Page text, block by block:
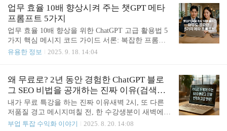
enSpark와 같은 AI 에이전..
해 배우게 될 것:작업 효율을 극대화하는 메타 프롬
프트 사용법블로그·마케팅·콘텐츠 제작 속도를 올리
는 방법검색 최적화(SEO)에 유리한 프롬프트 구조누
구나 따라 할 수 있는 실전 활용 예시🔥 “100만원 이
상의 가치”가 담긴 메타 프롬프트, 놓치면 뒤처집니
다. 지금 바로 확인하세요!
업무 효율 10배 향상시켜 주는 챗GPT 메타
프롬프트 5가지
업무 효율 10배 향상을 위한 ChatGPT 고급 활용법 5
가지 핵심 메시지 코드 가이드 서론: 복잡한 프롬프
트를 넘어, 명확한 지시어로ChatGPT의 잠재력을 최
껴간 접근법입니다. 진정한 효율성은 단 하나의 핵심
키워드, 즉 '메시지 코드'를 통해 AI의 응답 형식 자체
를 제어하는 데서 비롯됩니다.이 접근법은 ChatGPT
에게 **'무엇(what)'**을 생각할지 지시하는 것을 넘
어, '어떻게(how)' 정보를 구조화하고 제시할지 명령
하는 패러다임의 전환을 의미합니다. 이 가이드는 단
유용한 정보 2025. 9. 18. 14:04
왜 무료로? 2년 동안 경험한 ChatGPT 블로
그 SEO 비법을 공개하는 진짜 이유(검색엔
진 최적화 블로그 글쓰기 챗GPT 활용법)
내가 무료 특강을 하는 진짜 이유새벽 2시, 또 다른
저품질 경고 메시지며칠 전, 한 수강생분이 새벽에
메시지를 보냈습니다. "선생님... 또 저품질 경고가
부업 투잡 수익화 이야기 2025. 8. 20. 14:08